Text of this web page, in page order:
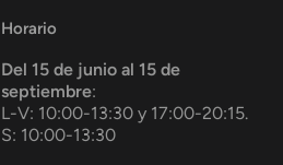
Horario
Del 15 de junio al 15 de
septiembre:
L-V: 10:00-13:30 y 17:00-20:15.
S: 10:00-13:30